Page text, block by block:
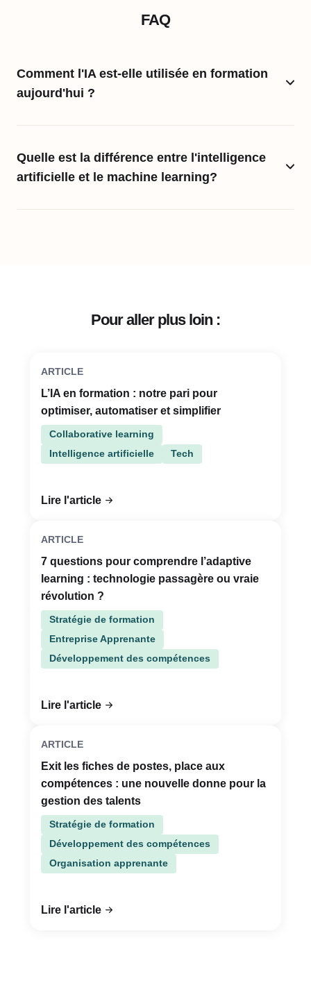
FAQ
Comment l'IA est-elle utilisée en formation
aujourd'hui ?
Quelle est la différence entre l'intelligence
artificielle et le machine learning?
Pour aller plus loin :
ARTICLE
L’IA en formation : notre pari pour
optimiser, automatiser et simplifier
Collaborative learning
Intelligence artificielle
Tech
Lire l'article
ARTICLE
7 questions pour comprendre l’adaptive
learning : technologie passagère ou vraie
révolution ?
Stratégie de formation
Entreprise Apprenante
Développement des compétences
Lire l'article
ARTICLE
Exit les fiches de postes, place aux
compétences : une nouvelle donne pour la
gestion des talents
Stratégie de formation
Développement des compétences
Organisation apprenante
Lire l'article